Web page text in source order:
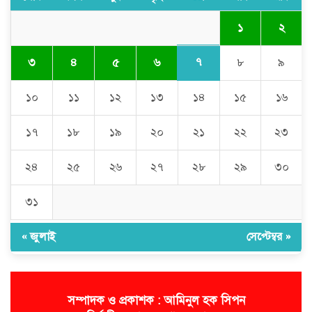
জগন্নাথপুরে সানোয়ার হাসান সুনুকে
নিয়ে কুরুচিপূর্ণ মন্তব্যের নিন্দা জানালো
জগন্নাথপুরে হত্যা মামলার আসামিদের
১ ২
৩ ৪ ৫ ৬ ৭ ৮ ৯
১০ ১১ ১২ ১৩ ১৪ ১৫ ১৬
১৭ ১৮ ১৯ ২০ ২১ ২২ ২৩
২৪ ২৫ ২৬ ২৭ ২৮ ২৯ ৩০
৩১
« জুলাই সেপ্টেম্বর »
সম্পাদক ও প্রকাশক : আমিনুল হক সিপন